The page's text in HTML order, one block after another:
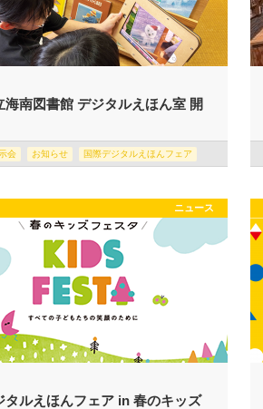
海南図書館 デジタルえほん室 開
会 お知らせ 国際デジタルえほんフェア
ニュース
タルえほんフェア in 春のキッズ